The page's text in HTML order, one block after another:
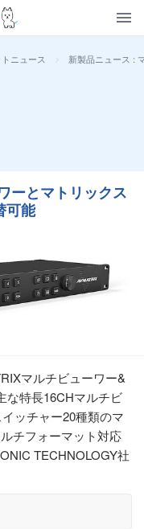
ニュース > 新製品ニュース :
ーとマトリックス
可能
マルチビューワー&
な特長16CHマルチビ
ッチャー20種類のマ
チフォーマット対応
TECHNOLOGY社